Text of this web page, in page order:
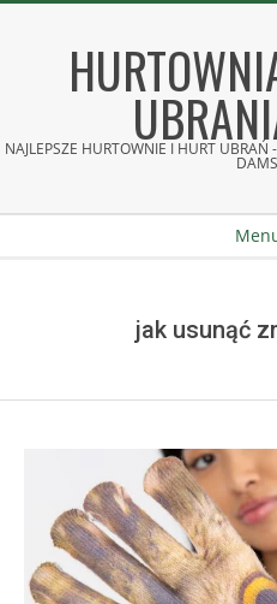
NAJLEPSZE HURTOWNIE I HURT
jak usunąć